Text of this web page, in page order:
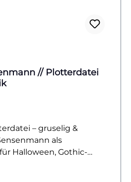
// Plotterdatei
– gruselig &
als
Halloween, Gothic-